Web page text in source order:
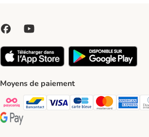
Moyens de paiement
Payconiq Payment Method
bancontact Payment Method
Visa Payment Method
carte bleue Payment
Master cardAmerican
Google Pay Payment Method